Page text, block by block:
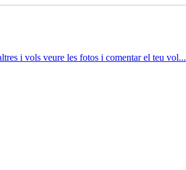
i vols veure les fotos i comentar el teu vol...